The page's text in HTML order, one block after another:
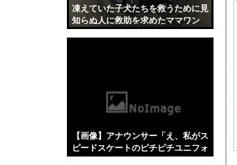
凍えていた子犬たちを救うために見
知らぬ人に救助を求めたママワン
【画像】アナウンサー「え、私がス
ピードスケートのピチピチユニフォ